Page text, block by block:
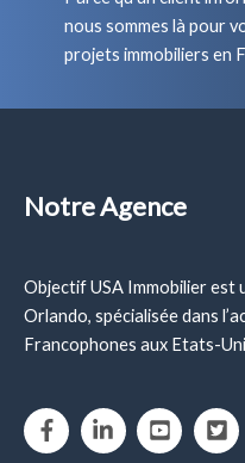
nous sommes là pour
projets immobiliers en
Notre Agence
Objectif USA Immobilier est
Orlando, spécialisée dans
Francophones aux Etats-